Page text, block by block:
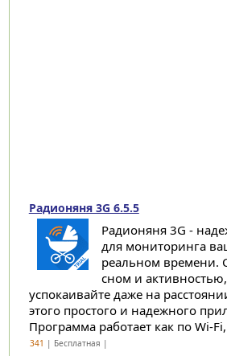
Радионяня 3G 6.5.5
Радионяня 3G -
для мониторинга
реальном времени.
сном и
успокаивайте даже на
этого простого и надежного
Программа работает как по Wi-
341 | Бесплатная |